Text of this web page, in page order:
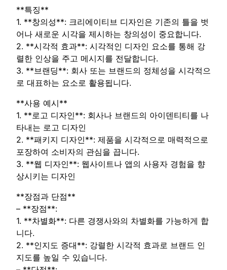
**특징**
1. **창의성**: 크리에이티브 디자인은 기존의 틀을 벗
어나 새로운 시각을 제시하는 창의성이 중요합니다.
2. **시각적 효과**: 시각적인 디자인 요소를 통해 강
렬한 인상을 주고 메시지를 전달합니다.
3. **브랜딩**: 회사 또는 브랜드의 정체성을 시각적으
로 대표하는 요소로 활용됩니다.
**사용 예시**
1. **로고 디자인**: 회사나 브랜드의 아이덴티티를 나
타내는 로고 디자인
2. **패키지 디자인**: 제품을 시각적으로 매력적으로
포장하여 소비자의 관심을 끕니다.
3. **웹 디자인**: 웹사이트나 앱의 사용자 경험을 향
상시키는 디자인
**장점과 단점**
– **장점**:
1. **차별화**: 다른 경쟁사와의 차별화를 가능하게 합
니다.
2. **인지도 증대**: 강렬한 시각적 효과로 브랜드 인
지도를 높일 수 있습니다.